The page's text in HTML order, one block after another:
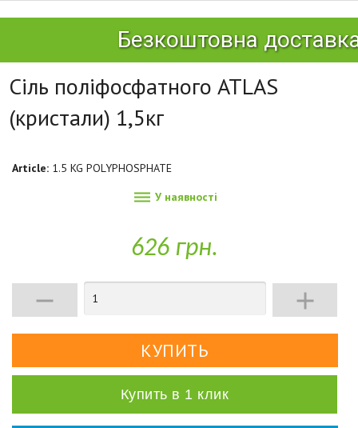
Безкоштовна
Сіль поліфосфатного ATLAS
(кристали) 1,5кг
Article: 1.5 KG POLYPHOSPHATE
 У наявності
626 грн.
 
Купить в 1 клик